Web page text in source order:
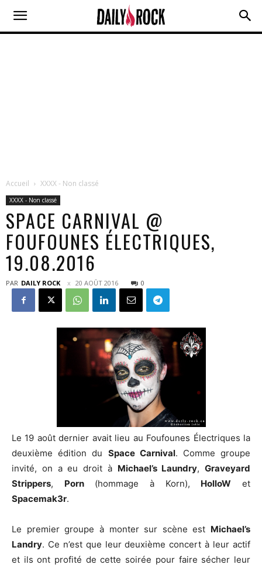
Accueil XXXX - Non classé
XXXX - Non classé
SPACE CARNIVAL @
FOUFOUNES ÉLECTRIQUES,
19.08.2016
PAR DAILY ROCK 20 AOÛT 2016 0
Le 19 août dernier avait lieu au Foufounes Électriques la
deuxième édition du Space Carnival. Comme groupe
invité, on a eu droit à Michael’s Laundry, Graveyard
Strippers, Porn(hommage à Korn), HolloW et
Spacemak3r.
Le premier groupe à monter sur scène est Michael’s
Landry. Ce n’est que leur deuxième concert à leur actif
et ils ont profité de cette soirée pour faire sécher leur